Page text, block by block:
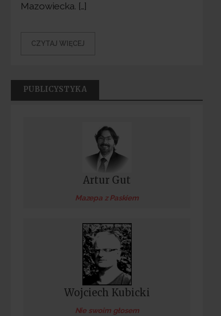
Mazowiecka. […]
CZYTAJ WIĘCEJ
PUBLICYSTYKA
Artur Gut
Mazepa z Paskiem
Wojciech Kubicki
Nie swoim głosem